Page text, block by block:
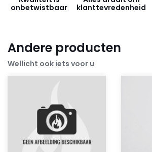
onbetwistbaar
klanttevredenheid
Andere producten
Wellicht ook iets voor u